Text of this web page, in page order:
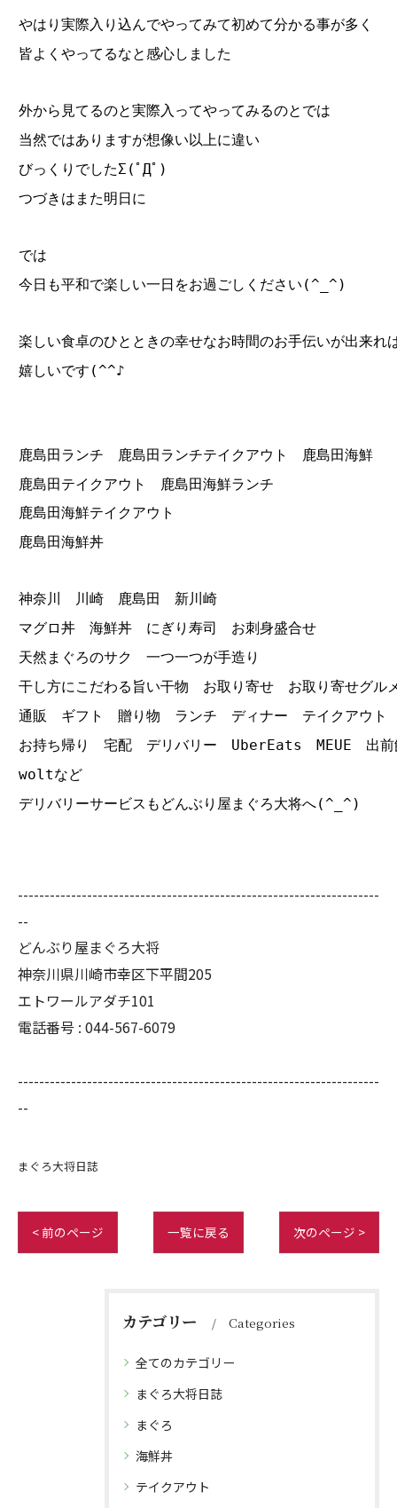
やはり実際入り込んでやってみて初めて分かる事が多く
皆よくやってるなと感心しました
外から見てるのと実際入ってやってみるのとでは
当然ではありますが想像い以上に違い
びっくりでしたΣ(ﾟДﾟ)
つづきはまた明日に
では
今日も平和で楽しい一日をお過ごしください(^_^)
楽しい食卓のひとときの幸せなお時間のお手伝いが出来れ
嬉しいです(^^♪
鹿島田ランチ 鹿島田ランチテイクアウト 鹿島田海鮮
鹿島田テイクアウト 鹿島田海鮮ランチ
鹿島田海鮮テイクアウト
鹿島田海鮮丼
神奈川 川崎 鹿島田 新川崎
マグロ丼 海鮮丼 にぎり寿司 お刺身盛合せ
天然まぐろのサク 一つ一つが手造り
干し方にこだわる旨い干物 お取り寄せ お取り寄せグル
通販 ギフト 贈り物 ランチ ディナー テイクアウト
お持ち帰り 宅配 デリバリー UberEats MEUE 出前
woltなど
デリバリーサービスもどんぶり屋まぐろ大将へ(^_^)
--------------------------------------------------------------------
--
どんぶり屋まぐろ大将
神奈川県川崎市幸区下平間205
エトワールアダチ101
電話番号 : 044-567-6079
--------------------------------------------------------------------
--
まぐろ大将日誌
< 前のページ 一覧に戻る 次のページ >
カテゴリー Categories
全てのカテゴリー
まぐろ大将日誌
まぐろ
海鮮丼
テイクアウト